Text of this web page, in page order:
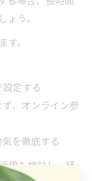
う。
。
定する
、オンライン参
を徹底する
用も検討し、経